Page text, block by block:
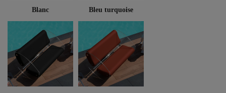
Blanc Bleu turquoise